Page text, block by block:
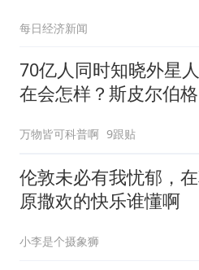
每日经济新闻
70亿人同时知晓外星
在会怎样？斯皮尔伯格
案的认知冲突
万物皆可科普啊 9跟贴
伦敦未必有我忧郁，
原撒欢的快乐谁懂啊
小李是个摄象狮